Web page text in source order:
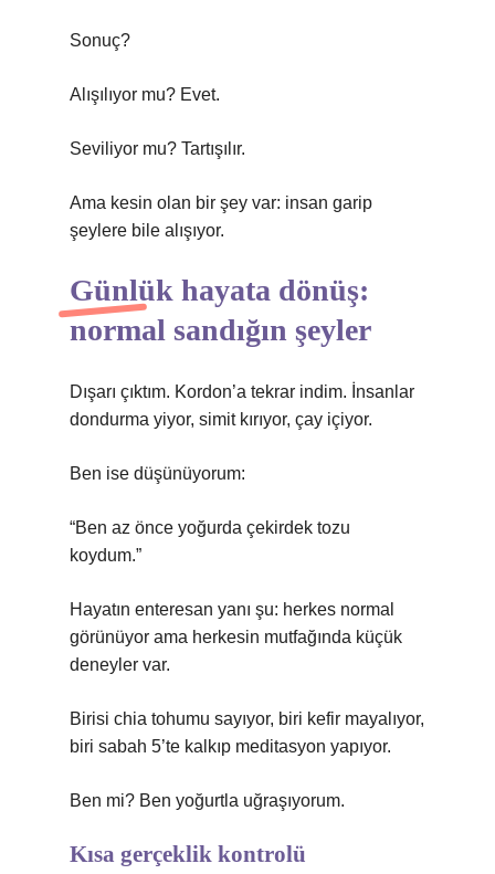
Sonuç?
Alışılıyor mu? Evet.
Seviliyor mu? Tartışılır.
Ama kesin olan bir şey var: insan garip
şeylere bile alışıyor.
Günlük hayata dönüş:
normal sandığın şeyler
Dışarı çıktım. Kordon’a tekrar indim. İnsanlar
dondurma yiyor, simit kırıyor, çay içiyor.
Ben ise düşünüyorum:
“Ben az önce yoğurda çekirdek tozu
koydum.”
Hayatın enteresan yanı şu: herkes normal
görünüyor ama herkesin mutfağında küçük
deneyler var.
Birisi chia tohumu sayıyor, biri kefir mayalıyor,
biri sabah 5’te kalkıp meditasyon yapıyor.
Ben mi? Ben yoğurtla uğraşıyorum.
Kısa gerçeklik kontrolü